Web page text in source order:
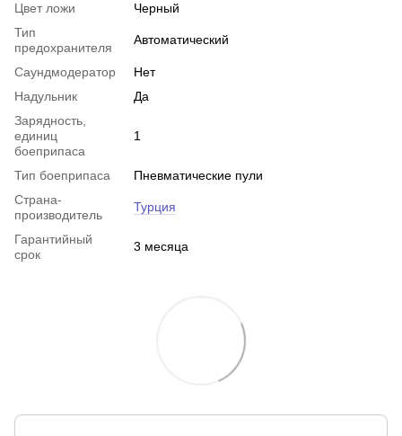
Цвет ложи
Черный
Тип
предохранителя
Автоматический
Саундмодератор
Нет
Надульник
Да
Зарядность,
единиц
боеприпаса
1
Тип боеприпаса
Пневматические пули
Страна-
производитель
Турция
Гарантийный
срок
3 месяца